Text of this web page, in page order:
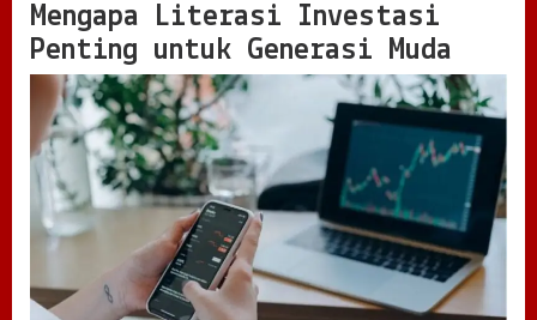
e
k
e
n
g
e
j
a
r
Mengapa Literasi Investasi
Penting untuk Generasi Muda